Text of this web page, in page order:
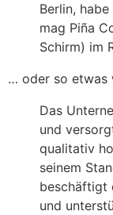
Berlin,
mag Piña
Schirm) im
… oder so etwas
Das
und
qualitativ
seinem
beschäftigt
und